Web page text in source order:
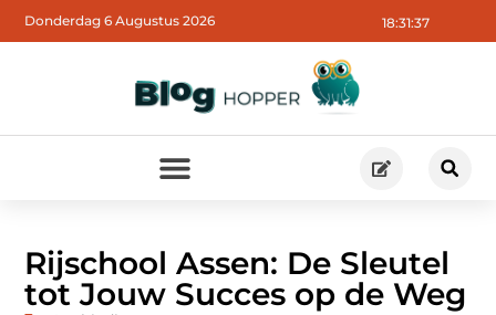
18:31:38
Donderdag 6 Augustus 2026
Rijschool Assen: De Sleutel
tot Jouw Succes op de Weg